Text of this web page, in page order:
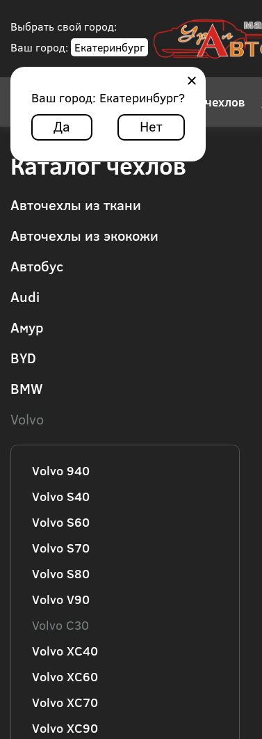
Выбрать свой город:
Ваш город: Екатеринбург
Ваш город: Екатеринбург?
Да Нет
Конструктор авточехлов
Каталог чехлов
Авточехлы из ткани
Авточехлы из экокожи
Автобус
Audi
Амур
BYD
BMW
Volvo
Volvo 940
Volvo S40
Volvo S60
Volvo S70
Volvo S80
Volvo V90
Volvo C30
Volvo XC40
Volvo XC60
Volvo XC70
Volvo XC90